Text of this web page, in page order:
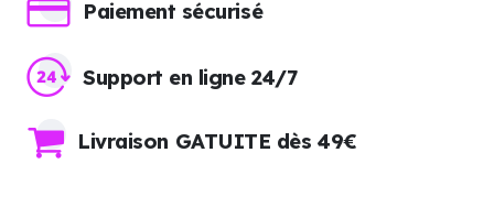
Paiement sécurisé
Support en ligne 24/7
Livraison GATUITE dès 49€